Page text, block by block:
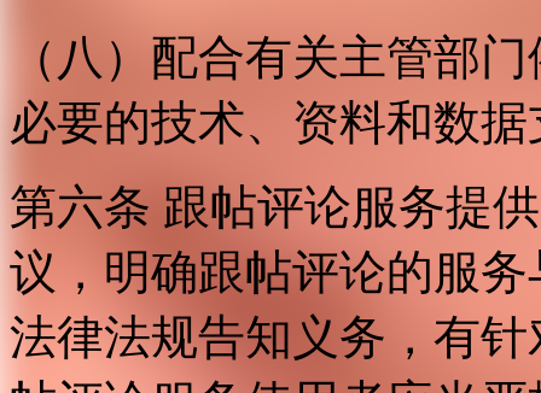
（八）配合有关主管部
必要的技术、资料和数
第六条 跟帖评论服务提
议，明确跟帖评论的服
法律法规告知义务，有